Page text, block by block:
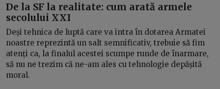
De la SF la realitate: cum arată armele
secolului XXI
Deși tehnica de luptă care va intra în dotarea Armatei
noastre reprezintă un salt semnificativ, trebuie să fim
atenți ca, la finalul acestei scumpe runde de înarmare,
să nu ne trezim că ne-am ales cu tehnologie depășită
moral.